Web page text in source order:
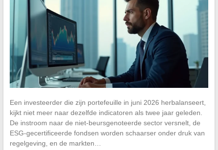
Een investeerder die zijn portefeuille in juni 2026 herbalanseert,
kijkt niet meer naar dezelfde indicatoren als twee jaar geleden.
De instroom naar de niet-beursgenoteerde sector versnelt, de
ESG-gecertificeerde fondsen worden schaarser onder druk van
regelgeving, en de markten…